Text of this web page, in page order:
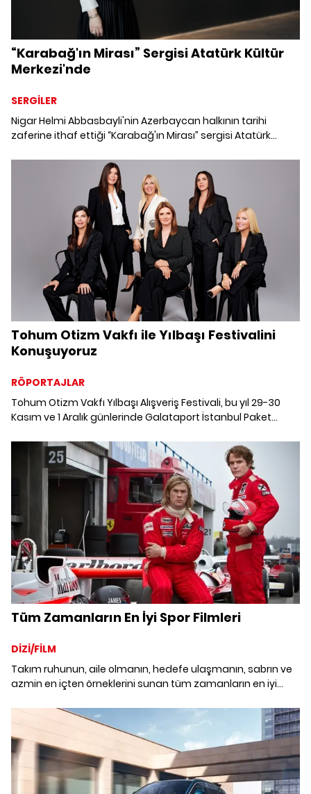
“Karabağ'ın Mirası” Sergisi Atatürk Kültür
Merkezi'nde
SERGİLER
Nigar Helmi Abbasbayli'nin Azerbaycan halkının tarihi
zaferine ithaf ettiği “Karabağ'ın Mirası” sergisi Atatürk
Tohum Otizm Vakfı ile Yılbaşı Festivalini
Konuşuyoruz
RÖPORTAJLAR
Tohum Otizm Vakfı Yılbaşı Alışveriş Festivali, bu yıl 29-30
Kasım ve 1 Aralık günlerinde Galataport İstanbul Paket
başkanı Mine Narin ve sosyal komite üyeleriyle bir araya
Tüm Zamanların En İyi Spor Filmleri
DİZİ/FİLM
Takım ruhunun, aile olmanın, hedefe ulaşmanın, sabrın ve
azmin en içten örneklerini sunan tüm zamanların en iyi